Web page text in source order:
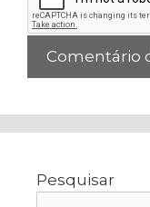
Pesquisar